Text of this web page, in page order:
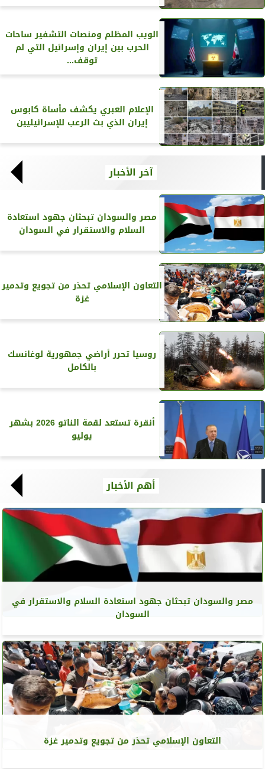
الويب المظلم ومنصات التشفير ساحات
الحرب بين إيران وإسرائيل التي لم
توقف...
الإعلام العبري يكشف مأساة كابوس
إيران الذي بث الرعب للإسرائيليين
آخر الأخبار
مصر والسودان تبحثان جهود استعادة
السلام والاستقرار في السودان
التعاون الإسلامي تحذر من تجويع وتدمير
غزة
روسيا تحرر أراضي جمهورية لوغانسك
بالكامل
أنقرة تستعد لقمة الناتو 2026 بشهر
يوليو
أهم الأخبار
مصر والسودان تبحثان جهود استعادة السلام والاستقرار في
السودان
التعاون الإسلامي تحذر من تجويع وتدمير غزة